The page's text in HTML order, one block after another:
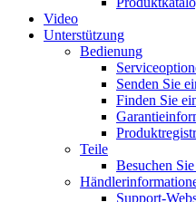
Video
Unterstützung
Bedienung
Senden Sie
Finden Sie
Teile
Besuchen
Support-